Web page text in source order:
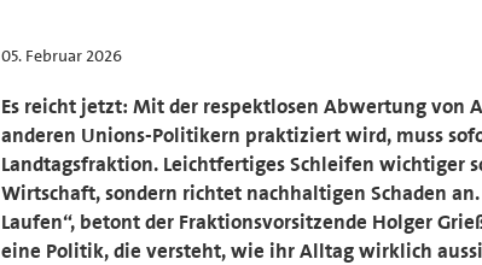
05. Februar 2026
Es reicht jetzt: Mit der respektlosen Abwertung von
anderen Unions-Politikern praktiziert wird, muss
Landtagsfraktion. Leichtfertiges Schleifen wichtiger
Wirtschaft, sondern richtet nachhaltigen Schaden
Laufen“, betont der Fraktionsvorsitzende Holger
eine Politik, die versteht, wie ihr Alltag wirklich